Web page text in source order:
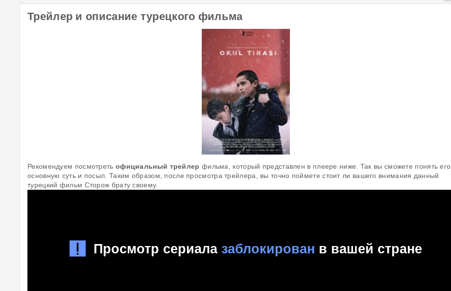
Трейлер и описание турецкого фильма
Рекомендуем посмотреть официальный трейлер фильма, который представлен в плеере ниже. Так вы сможете понять его
основную суть и посыл. Таким образом, после просмотра трейлера, вы точно поймете стоит ли вашего внимания данный
турецкий фильм Сторож брату своему.